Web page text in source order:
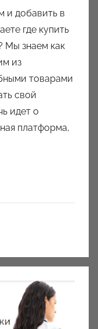
и добавить в
где купить
Мы знаем как
из
товарами
свой
идет о
платформа,